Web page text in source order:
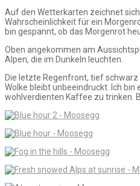
Auf den Wetterkarten zeichnet
Wahrscheinlichkeit für ein
bin gespannt, ob das Morgenrot
Oben angekommen am
Alpen, die im Dunkeln leuchten.
Die letzte Regenfront, tief
Wolke bleibt unbeeindruckt. Ich
wohlverdienten Kaffee zu trinken.